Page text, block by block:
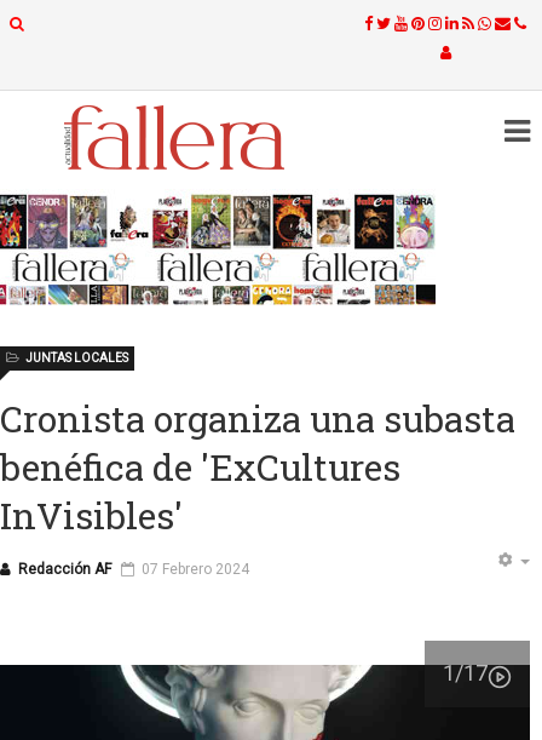
Cronista organiza una subasta
benéfica de 'ExCultures
InVisibles'
Redacción AF
JUNTAS LOCALES
07 Febrero 2024
1/17